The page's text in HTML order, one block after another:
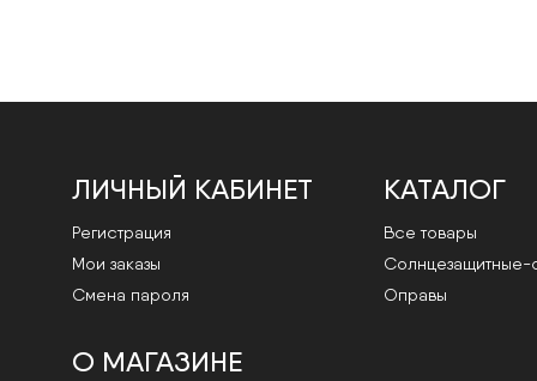
ЛИЧНЫЙ КАБИНЕТ
Регистрация
Мои заказы
Смена пароля
КАТАЛОГ
Все товары
Cолнцезащитные-
Оправы
О МАГАЗИНЕ